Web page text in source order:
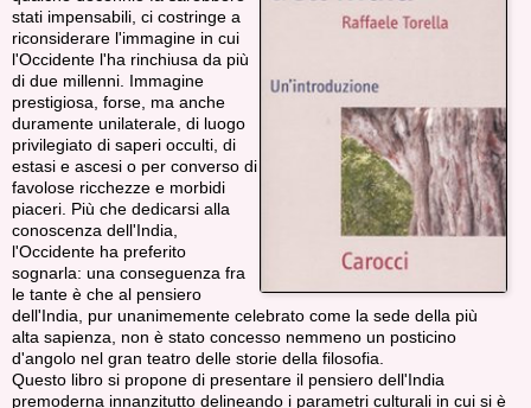
stati impensabili, ci costringe a
riconsiderare l'immagine in cui
l'Occidente l'ha rinchiusa da più
di due millenni. Immagine
prestigiosa, forse, ma anche
duramente unilaterale, di luogo
privilegiato di saperi occulti, di
estasi e ascesi o per converso di
favolose ricchezze e morbidi
piaceri. Più che dedicarsi alla
conoscenza dell'India,
l'Occidente ha preferito
sognarla: una conseguenza fra
le tante è che al pensiero
dell'India, pur unanimemente celebrato come la sede della più
alta sapienza, non è stato concesso nemmeno un posticino
d'angolo nel gran teatro delle storie della filosofia.
Questo libro si propone di presentare il pensiero dell'India
premoderna innanzitutto delineando i parametri culturali in cui si è